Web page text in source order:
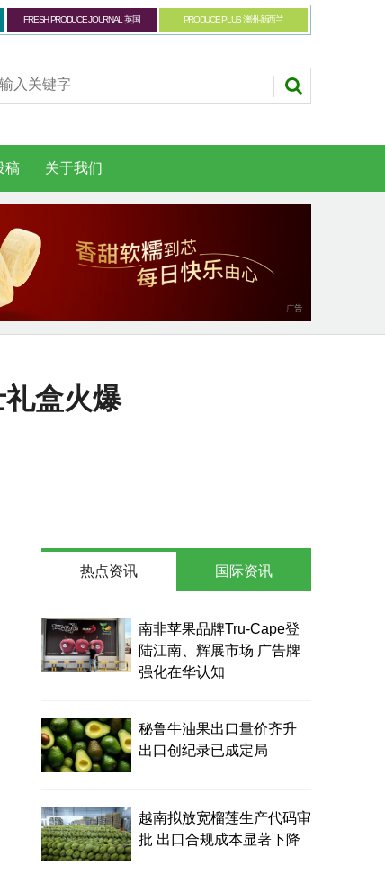
FRESH PRODUCE JOURNAL 英国 PRODUCE PLUS 澳洲-新西兰
稿 关于我们
礼盒火爆
热点资讯
南非苹果品牌Tru-Cape登
陆江南、辉展市场 广告牌
强化在华认知
秘鲁牛油果出口量价齐升
出口创纪录已成定局
越南拟放宽榴莲生产代码审
批 出口合规成本显著下降
国际资讯